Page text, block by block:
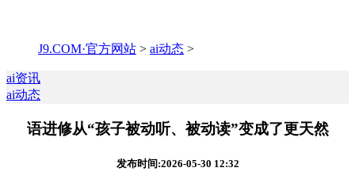
J9.COM·官方网站 > ai动态 >
ai资讯
ai动态
语进修从“孩子被动听、被动读”变成了更天然
发布时间:2026-05-30 12:32